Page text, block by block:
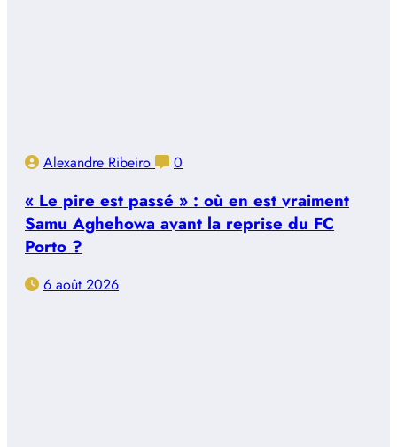
Alexandre Ribeiro 0
« Le pire est passé » : où en est vraiment
Samu Aghehowa avant la reprise du FC
Porto ?
6 août 2026